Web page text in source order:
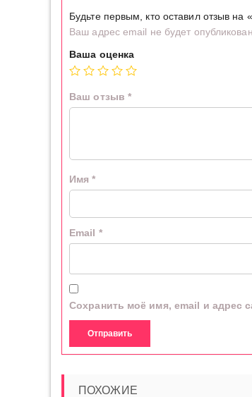
Будьте первым, кто оставил отзыв на
Ваш адрес email не будет опубликован.
Ваша оценка
Ваш отзыв *
Имя*
Email *
Сохранить моё имя, email и адрес
ПОХОЖИЕ